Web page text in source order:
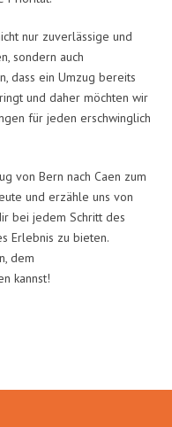
nur zuverlässige und
sondern auch
dass ein Umzug bereits
und daher möchten wir
für jeden erschwinglich
von Bern nach Caen zum
und erzähle uns von
bei jedem Schritt des
Erlebnis zu bieten.
dem
kannst!